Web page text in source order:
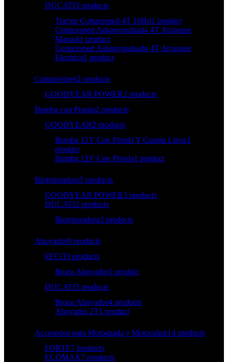
DUCATI3 products
Tractor Cortacesped 4T 16Hp1 product
Cortacesped Autopropulsado 4T Arranque
Manual1 product
Cortacesped Autopropulsado 4T Arranque
Electrico1 product
Compresores2 products
GOODYEAR POWER2 products
Bomba con Pistola2 products
GOODYEAR2 products
Bomba 12V Con Pistola Y Cuenta Litros1
product
Bomba 12V Con Pistola1 product
Biotrituradora5 products
GOODYEAR POWER3 products
DUCATI2 products
Biotrituradora2 products
Ahoyador8 products
EFCO3 products
Broca Ahoyador1 product
DUCATI5 products
Broca Ahoyador4 products
Ahoyador 2T1 product
Accesorios para Motoazada y Motocultor14 products
FORTE7 products
ECOMAX7 products